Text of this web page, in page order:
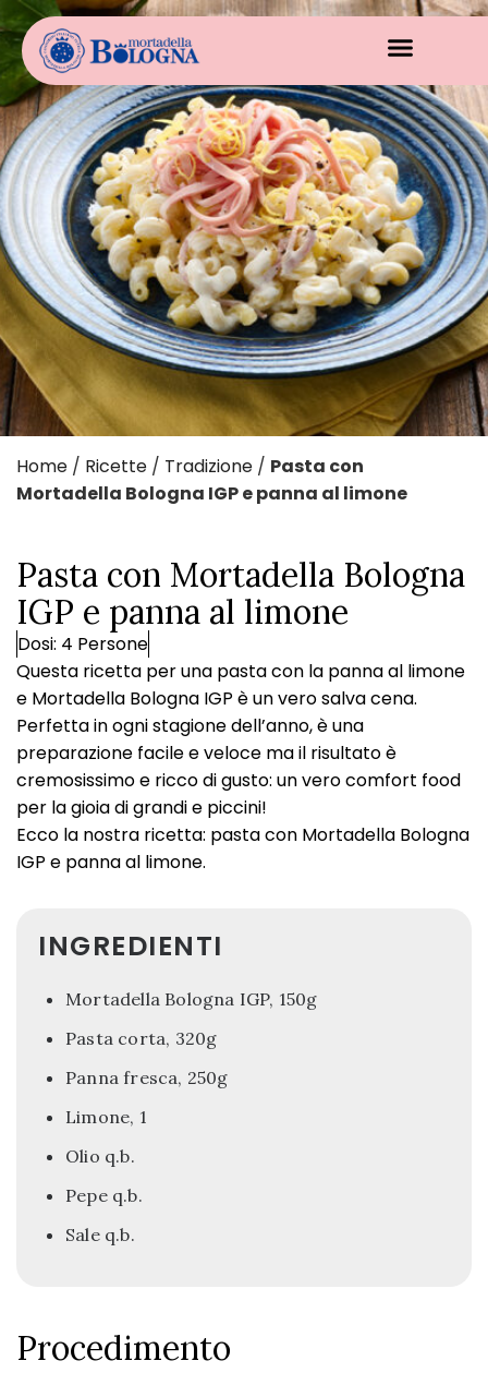
Home / Ricette / Tradizione / Pasta con
Mortadella Bologna IGP e panna al limone
Pasta con Mortadella Bologna
IGP e panna al limone
Dosi: 4 Persone
Questa ricetta per una pasta con la panna al limone
e Mortadella Bologna IGP è un vero salva cena.
Perfetta in ogni stagione dell’anno, è una
preparazione facile e veloce ma il risultato è
cremosissimo e ricco di gusto: un vero comfort food
per la gioia di grandi e piccini!
Ecco la nostra ricetta: pasta con Mortadella Bologna
IGP e panna al limone.
INGREDIENTI
Mortadella Bologna IGP, 150g
Pasta corta, 320g
Panna fresca, 250g
Limone, 1
Olio q.b.
Pepe q.b.
Sale q.b.
Procedimento